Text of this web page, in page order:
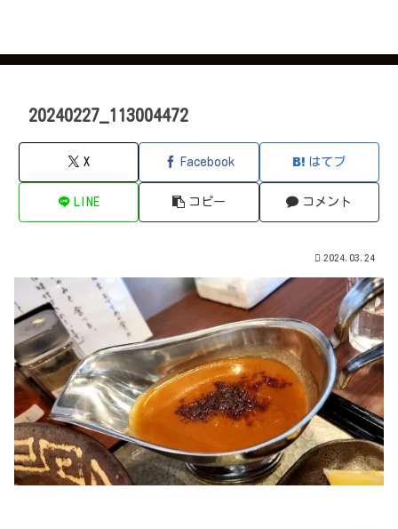
20240227_113004472
X Facebook はてブ
LINE コピー コメント
2024.03.24